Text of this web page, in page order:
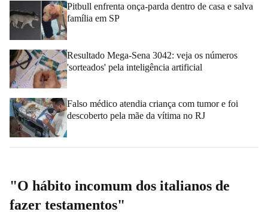
Pitbull enfrenta onça-parda dentro de casa e salva
família em SP
Resultado Mega-Sena 3042: veja os números
'sorteados' pela inteligência artificial
Falso médico atendia criança com tumor e foi
descoberto pela mãe da vítima no RJ
"O hábito incomum dos italianos de
fazer testamentos"